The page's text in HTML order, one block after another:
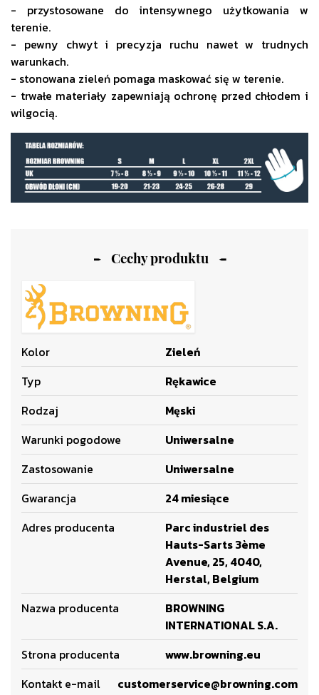
Cechy produktu
Kolor
Zieleń
Typ
Rękawice
Rodzaj
Męski
Warunki pogodowe
Uniwersalne
Zastosowanie
Uniwersalne
Gwarancja
24 miesiące
Adres producenta
Parc industriel des
Hauts-Sarts 3ème
Avenue, 25, 4040,
Herstal, Belgium
Nazwa producenta
BROWNING
INTERNATIONAL S.A.
Strona producenta
www.browning.eu
Kontakt e-mail
customerservice@browning.com
- przystosowane do intensywnego użytkowania w
terenie.
- pewny chwyt i precyzja ruchu nawet w trudnych
warunkach.
- stonowana zieleń pomaga maskować się w terenie.
- trwałe materiały zapewniają ochronę przed chłodem i
wilgocią.